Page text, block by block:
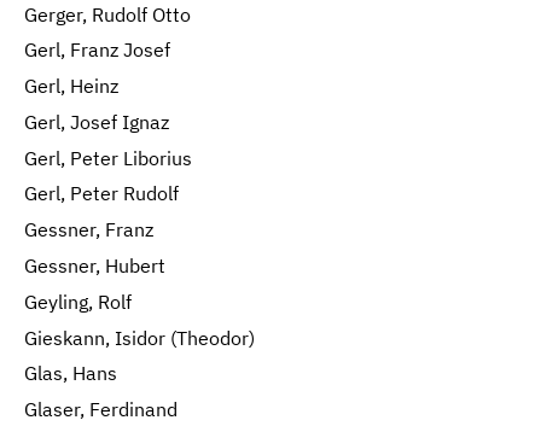
Gerger, Rudolf Otto
Gerl, Franz Josef
Gerl, Heinz
Gerl, Josef Ignaz
Gerl, Peter Liborius
Gerl, Peter Rudolf
Gessner, Franz
Gessner, Hubert
Geyling, Rolf
Gieskann, Isidor (Theodor)
Glas, Hans
Glaser, Ferdinand